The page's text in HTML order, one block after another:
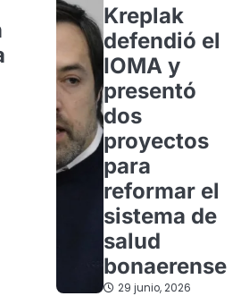
Kreplak
defendió el
IOMA y
presentó
dos
proyectos
para
reformar el
sistema de
salud
bonaerense
29 junio, 2026